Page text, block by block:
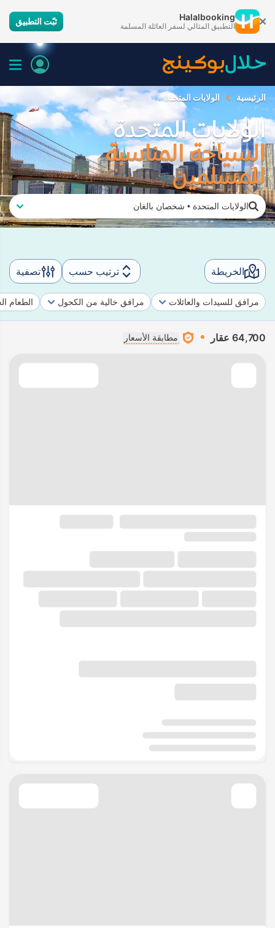
Halalbooking
التطبيق المثالي لسفر العائلة المسلمة ثبّت التطبيق
الرئيسية الولايات المتحدة
الولايات المتحدة
السياحة المناسبة
للمسلمين
الولايات المتحدة • شخصان بالغان
الخريطة ترتيب حسب تصفية
مرافق للسيدات والعائلات مرافق خالية من الكحول الطعام
64,700 عقار مطابقة الأسعار